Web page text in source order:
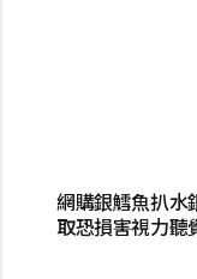
網購銀鱈魚扒水
取恐損害視力聽